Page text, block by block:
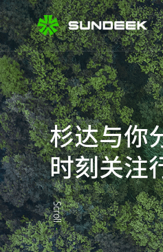
杉达与你
时刻关注
Scroll